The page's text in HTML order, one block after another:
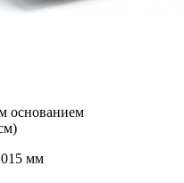
основанием
мм